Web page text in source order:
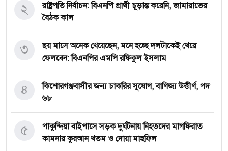
রাষ্ট্রপতি নির্বাচন: বিএনপি প্রার্থী চূড়ান্ত করেনি, জামায়াতের
বৈঠক কাল
২
ছয় মাসে অনেক খেয়েছেন, মনে হচ্ছে দলটাকেই খেয়ে
ফেলবেন: বিএনপির এমপি রফিকুল ইসলাম
৩
কিশোরগঞ্জবাসীর জন্য চাকরির সুযোগ, বাণিজ্য উত্তীর্ণ, পদ
৬৮
৪
পাকুন্দিয়া বাইপাসে সড়ক দুর্ঘটনায় নিহতদের মাগফিরাত
কামনায় কুরআন খতম ও দোয়া মাহফিল
৫